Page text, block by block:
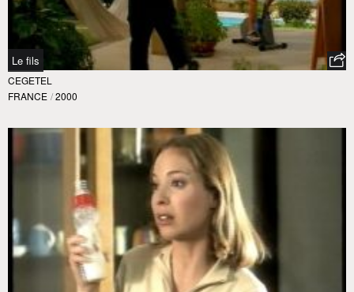
Le fils
CEGETEL
FRANCE / 2000